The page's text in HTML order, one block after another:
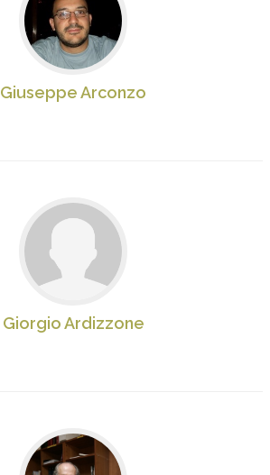
Giuseppe Arconzo
Giorgio Ardizzone